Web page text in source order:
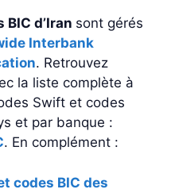
d’Iran sont gérés
Interbank
. Retrouvez
la liste complète à
Swift et codes
et par banque :
. En complément :
codes BIC des